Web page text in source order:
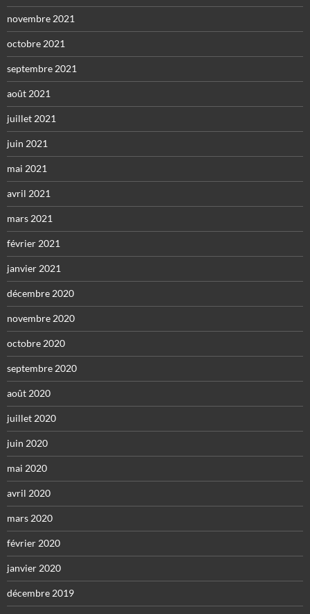
novembre 2021
octobre 2021
septembre 2021
août 2021
juillet 2021
juin 2021
mai 2021
avril 2021
mars 2021
février 2021
janvier 2021
décembre 2020
novembre 2020
octobre 2020
septembre 2020
août 2020
juillet 2020
juin 2020
mai 2020
avril 2020
mars 2020
février 2020
janvier 2020
décembre 2019